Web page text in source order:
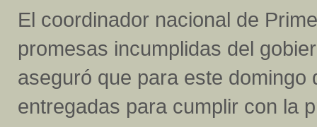
El coordinador nacional de
promesas incumplidas del
aseguró que para este
entregadas para cumplir con la